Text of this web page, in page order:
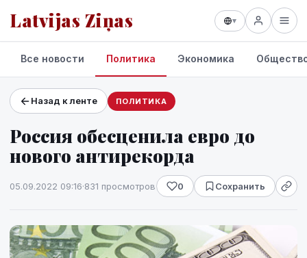
Latvijas Ziņas ▾
Проекты и сервисы
Прогноз погоды
Все новости Политика Экономика
Назад к ленте ПОЛИТИКА
Россия обесценила евро до
нового антирекорда
05.09.2022 09:16·831 просмотров 0 Сохранить